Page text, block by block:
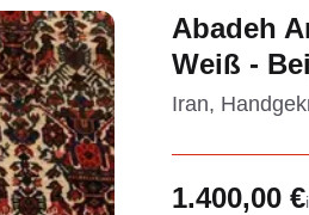
Abadeh
Weiß -
Iran,
1.400,00 €